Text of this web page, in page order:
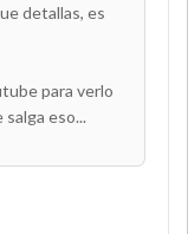
detallas, es
para verlo
eso...